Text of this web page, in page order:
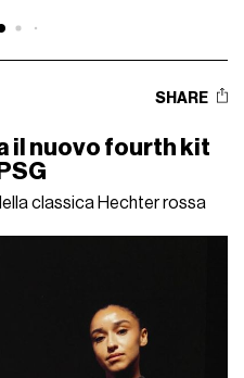
SHARE
il nuovo fourth kit
classica Hechter rossa